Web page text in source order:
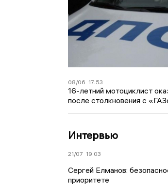
08/06 17:53
16-летний мотоциклист
после столкновения с
Интервью
21/07 19:03
Сергей Елманов:
приоритете